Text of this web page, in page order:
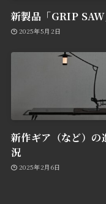
新製品「GRIP SAW
2025年5月2日
新作ギア（など）の
況
2025年2月6日